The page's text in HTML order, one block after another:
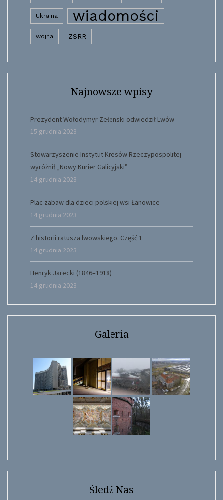
Ukraina wiadomości
wojna ZSRR
Najnowsze wpisy
Prezydent Wołodymyr Zełenski odwiedził Lwów
15 grudnia 2023
Stowarzyszenie Instytut Kresów Rzeczypospolitej
wyróżnił „Nowy Kurier Galicyjski”
14 grudnia 2023
Plac zabaw dla dzieci polskiej wsi Łanowice
14 grudnia 2023
Z historii ratusza lwowskiego. Część 1
14 grudnia 2023
Henryk Jarecki (1846–1918)
14 grudnia 2023
Galeria
Śledź Nas